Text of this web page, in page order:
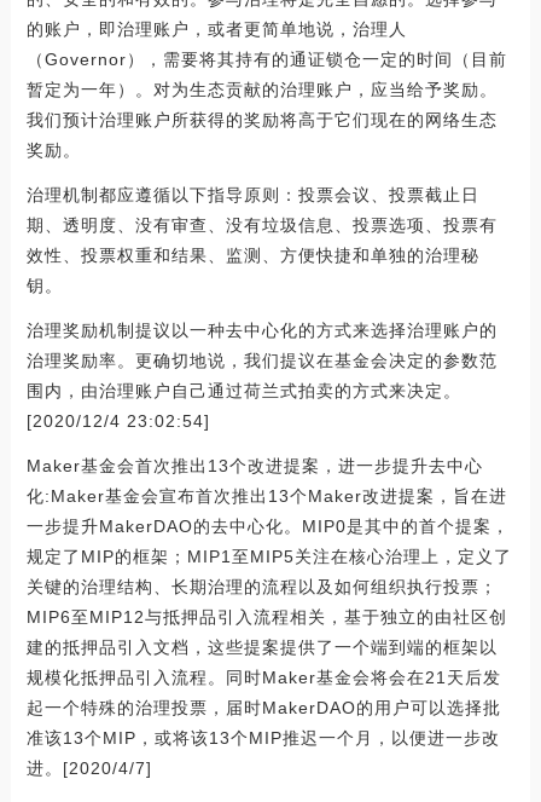
的账户，即治理账户，或者更简单地说，治理人
（Governor），需要将其持有的通证锁仓一定的时间（目前
暂定为一年）。对为生态贡献的治理账户，应当给予奖励。
我们预计治理账户所获得的奖励将高于它们现在的网络生态
奖励。
治理机制都应遵循以下指导原则：投票会议、投票截止日
期、透明度、没有审查、没有垃圾信息、投票选项、投票有
效性、投票权重和结果、监测、方便快捷和单独的治理秘
钥。
治理奖励机制提议以一种去中心化的方式来选择治理账户的
治理奖励率。更确切地说，我们提议在基金会决定的参数范
围内，由治理账户自己通过荷兰式拍卖的方式来决定。
[2020/12/4 23:02:54]
Maker基金会首次推出13个改进提案，进一步提升去中心
化:Maker基金会宣布首次推出13个Maker改进提案，旨在进
一步提升MakerDAO的去中心化。MIP0是其中的首个提案，
规定了MIP的框架；MIP1至MIP5关注在核心治理上，定义了
关键的治理结构、长期治理的流程以及如何组织执行投票；
MIP6至MIP12与抵押品引入流程相关，基于独立的由社区创
建的抵押品引入文档，这些提案提供了一个端到端的框架以
规模化抵押品引入流程。同时Maker基金会将会在21天后发
起一个特殊的治理投票，届时MakerDAO的用户可以选择批
准该13个MIP，或将该13个MIP推迟一个月，以便进一步改
进。[2020/4/7]